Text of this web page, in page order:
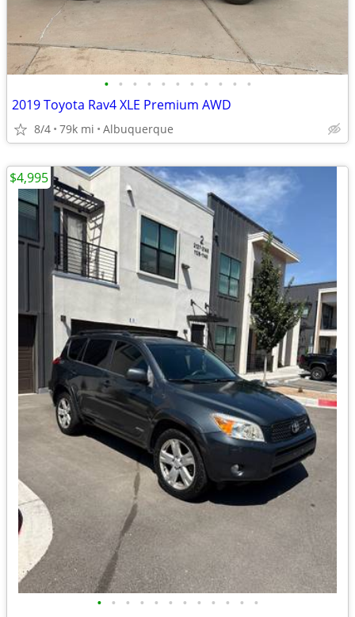
• • • • • • • • • • •
2019 Toyota Rav4 XLE Premium AWD
8/4 79k mi Albuquerque
• • • • • • • • • • • •
$4,995